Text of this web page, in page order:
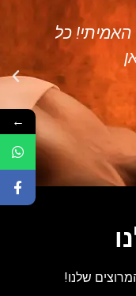
האמיתי! כל
שלנו!
←